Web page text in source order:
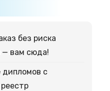
без риска
— вам сюда!
дипломов с